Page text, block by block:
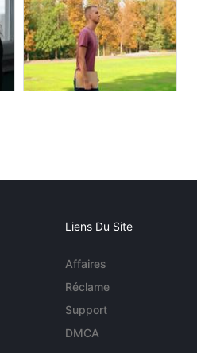
Liens Du Site
Affaires
Réclame
Support
DMCA